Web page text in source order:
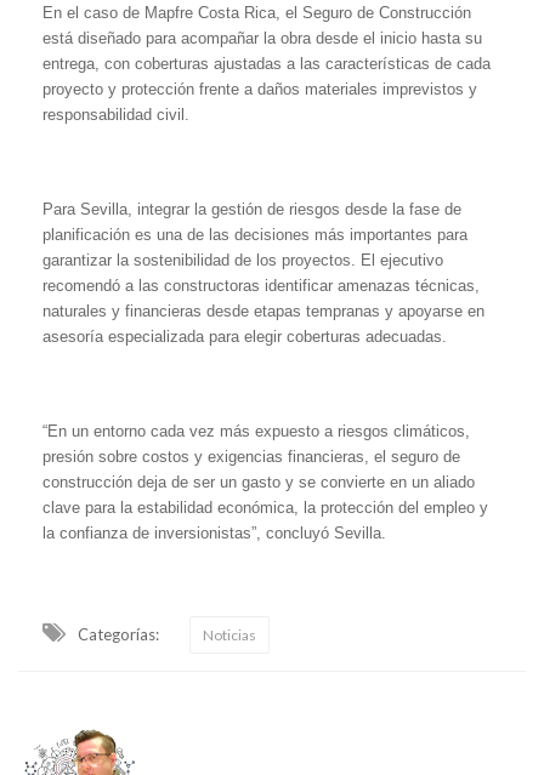
En el caso de Mapfre Costa Rica, el Seguro de Construcción
está diseñado para acompañar la obra desde el inicio hasta su
entrega, con coberturas ajustadas a las características de cada
proyecto y protección frente a daños materiales imprevistos y
responsabilidad civil.
Para Sevilla, integrar la gestión de riesgos desde la fase de
planificación es una de las decisiones más importantes para
garantizar la sostenibilidad de los proyectos. El ejecutivo
recomendó a las constructoras identificar amenazas técnicas,
naturales y financieras desde etapas tempranas y apoyarse en
asesoría especializada para elegir coberturas adecuadas.
“En un entorno cada vez más expuesto a riesgos climáticos,
presión sobre costos y exigencias financieras, el seguro de
construcción deja de ser un gasto y se convierte en un aliado
clave para la estabilidad económica, la protección del empleo y
la confianza de inversionistas”, concluyó Sevilla.
Categorías: Noticias